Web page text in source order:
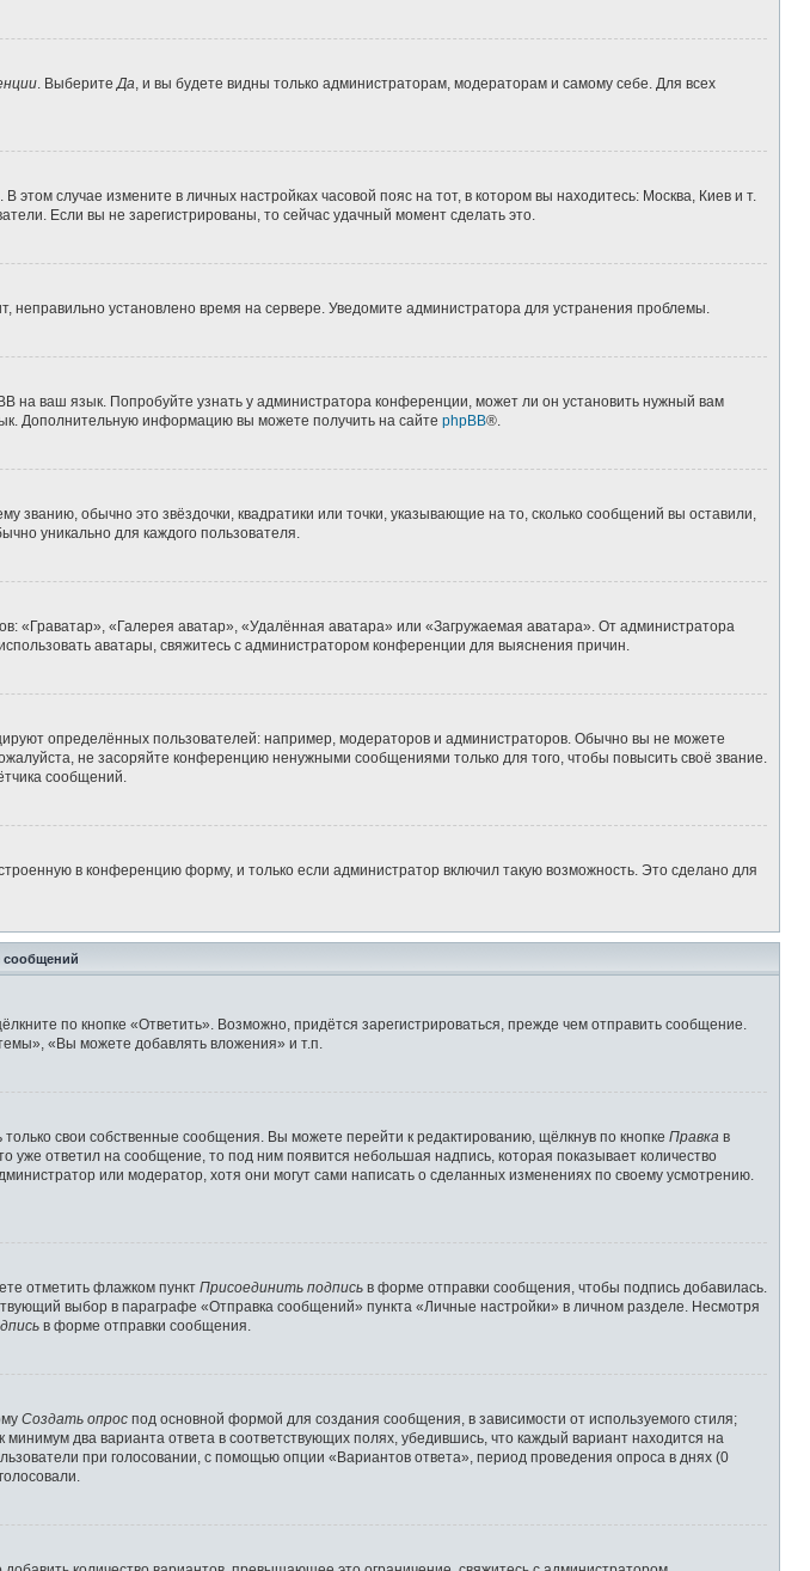
. Выберите Да , и вы будете видны только администраторам, модераторам и самому себе. Для всех
случае измените в личных настройках часовой пояс на тот, в котором вы находитесь: Москва, Киев и т.
Если вы не зарегистрированы, то сейчас удачный момент сделать это.
установлено время на сервере. Уведомите администратора для устранения проблемы.
на ваш язык. Попробуйте узнать у администратора конференции, может ли он установить нужный вам
Дополнительную информацию вы можете получить на сайте phpBB®.
обычно это звёздочки, квадратики или точки, указывающие на то, сколько сообщений вы оставили,
уникально для каждого пользователя.
«Граватар», «Галерея аватар», «Удалённая аватара» или «Загружаемая аватара». От администратора
аватары, свяжитесь с администратором конференции для выяснения причин.
определённых пользователей: например, модераторов и администраторов. Обычно вы не можете
не засоряйте конференцию ненужными сообщениями только для того, чтобы повысить своё звание.
сообщений.
в конференцию форму, и только если администратор включил такую возможность. Это сделано для
сообщений
по кнопке «Ответить». Возможно, придётся зарегистрироваться, прежде чем отправить сообщение.
«Вы можете добавлять вложения» и т.п.
свои собственные сообщения. Вы можете перейти к редактированию, щёлкнув по кнопке Правка в
уже ответил на сообщение, то под ним появится небольшая надпись, которая показывает количество
или модератор, хотя они могут сами написать о сделанных изменениях по своему усмотрению.
отметить флажком пункт Присоединить подпись в форме отправки сообщения, чтобы подпись добавилась.
выбор в параграфе «Отправка сообщений» пункта «Личные настройки» в личном разделе. Несмотря
в форме отправки сообщения.
Создать опрос под основной формой для создания сообщения, в зависимости от используемого стиля;
два варианта ответа в соответствующих полях, убедившись, что каждый вариант находится на
при голосовании, с помощью опции «Вариантов ответа», период проведения опроса в днях (0